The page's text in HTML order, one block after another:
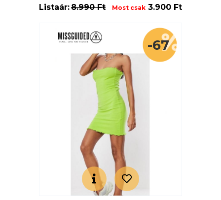
Listaár:8.990 Ft Most csak 3.900 Ft
-67